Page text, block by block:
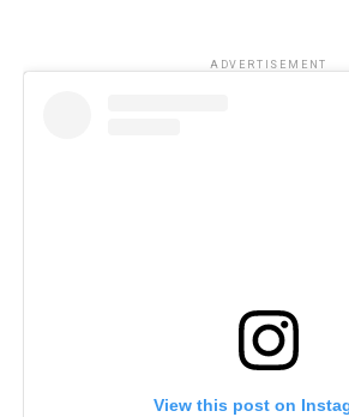
ADVERTISEMENT
View this post on